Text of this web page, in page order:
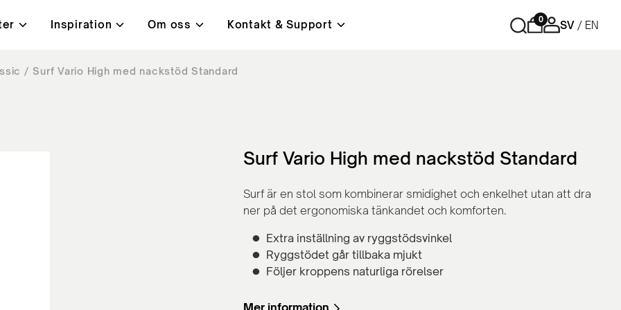
Bord
Café- och lunchrumsbord
Skåp med skjutdörrar
Bokhyllor
Personlig förvaring
Tillbehör och reservdelar
Inspiration
Kundcase
Om oss
kvalitet & miljö Lanab 24H - Alltid på lager
Kontakt & Support
Kontakt
0 SV EN
Surf Vario High med nackstöd Standard
Surf Vario High med nackstöd Standard
Surf är en stol som kombinerar smidighet och enkelhet utan att dra
ner på det ergonomiska tänkandet och komforten.
Extra inställning av ryggstödsvinkel
Ryggstödet går tillbaka mjukt
Följer kroppens naturliga rörelser